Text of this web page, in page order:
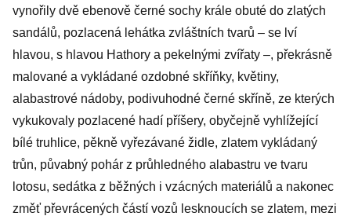
vynořily dvě ebenově černé sochy krále obuté do zlatých
sandálů, pozlacená lehátka zvláštních tvarů – se lví
hlavou, s hlavou Hathory a pekelnými zvířaty –, překrásně
malované a vykládané ozdobné skříňky, květiny,
alabastrové nádoby, podivuhodné černé skříně, ze kterých
vykukovaly pozlacené hadí příšery, obyčejně vyhlížející
bílé truhlice, pěkně vyřezávané židle, zlatem vykládaný
trůn, půvabný pohár z průhledného alabastru ve tvaru
lotosu, sedátka z běžných i vzácných materiálů a nakonec
změť převrácených částí vozů lesknoucích se zlatem, mezi